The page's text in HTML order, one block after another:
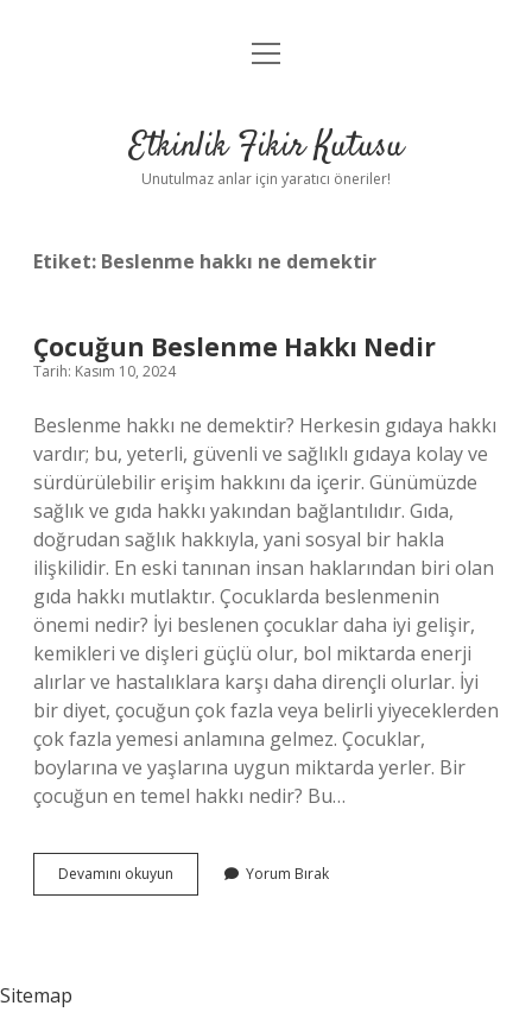
Anasayfa
Yasal Uyarı
menüyü
Etkinlik Fikir Kutusu
Unutulmaz anlar için yaratıcı öneriler!
Etiket: Beslenme hakkı ne demektir
Çocuğun Beslenme Hakkı Nedir
Tarih: Kasım 10, 2024
Beslenme hakkı ne demektir? Herkesin gıdaya hakkı
vardır; bu, yeterli, güvenli ve sağlıklı gıdaya kolay ve
sürdürülebilir erişim hakkını da içerir. Günümüzde
sağlık ve gıda hakkı yakından bağlantılıdır. Gıda,
doğrudan sağlık hakkıyla, yani sosyal bir hakla
ilişkilidir. En eski tanınan insan haklarından biri olan
gıda hakkı mutlaktır. Çocuklarda beslenmenin
önemi nedir? İyi beslenen çocuklar daha iyi gelişir,
kemikleri ve dişleri güçlü olur, bol miktarda enerji
alırlar ve hastalıklara karşı daha dirençli olurlar. İyi
bir diyet, çocuğun çok fazla veya belirli yiyeceklerden
çok fazla yemesi anlamına gelmez. Çocuklar,
boylarına ve yaşlarına uygun miktarda yerler. Bir
çocuğun en temel hakkı nedir? Bu…
Devamını okuyun Çocuğun
Beslenme
Yorum Bırak
Sitemap